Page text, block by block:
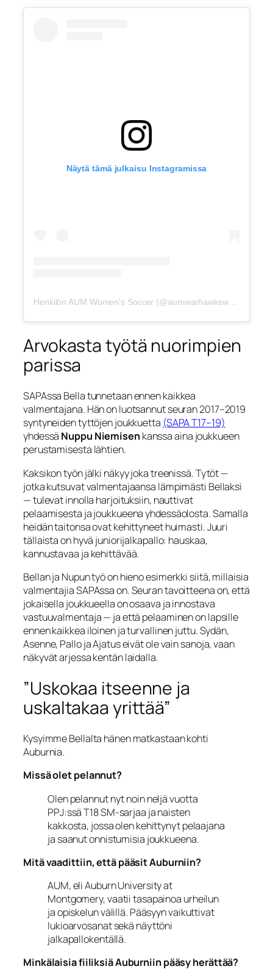
Näytä tämä julkaisu Instagramissa
Henkilön AUM Women's Soccer (@aumwarhawkswsoc) jakama julkaisu
Arvokasta työtä nuorimpien
parissa
SAPAssa Bella tunnetaan ennen kaikkea
valmentajana. Hän on luotsannut seuran 2017–2019
syntyneiden tyttöjen joukkuetta (SAPA T17–19)
yhdessä Nuppu Niemisenkanssa aina joukkueen
perustamisesta lähtien.
Kaksikon työn jälki näkyy joka treenissä. Tytöt —
jotka kutsuvat valmentajaansa lämpimästi Bellaksi
— tulevat innolla harjoituksiin, nauttivat
pelaamisesta ja joukkueena yhdessäolosta. Samalla
heidän taitonsa ovat kehittyneet huimasti. Juuri
tällaista on hyvä juniorijalkapallo: hauskaa,
kannustavaa ja kehittävää.
Bellan ja Nupun työ on hieno esimerkki siitä, millaisia
valmentajia SAPAssa on. Seuran tavoitteena on, että
jokaisella joukkueella on osaava ja innostava
vastuuvalmentaja — ja että pelaaminen on lapsille
ennen kaikkea iloinen ja turvallinen juttu. Sydän,
Asenne, Pallo ja Ajatus eivät ole vain sanoja, vaan
näkyvät arjessa kentän laidalla.
”Uskokaa itseenne ja
uskaltakaa yrittää”
Kysyimme Bellalta hänen matkastaan kohti
Auburnia.
Missä olet pelannut?
Olen pelannut nyt noin neljä vuotta
PPJ:ssä T18 SM-sarjaa ja naisten
kakkosta, jossa olen kehittynyt pelaajana
ja saanut onnistumisia joukkueena.
Mitä vaadittiin, että pääsit Auburniin?
AUM, eli Auburn University at
Montgomery, vaatii tasapainoa urheilun
ja opiskelun välillä. Pääsyyn vaikuttivat
lukioarvosanat sekä näyttöni
jalkapallokentällä.
Minkälaisia fiiliksiä Auburniin pääsy herättää?